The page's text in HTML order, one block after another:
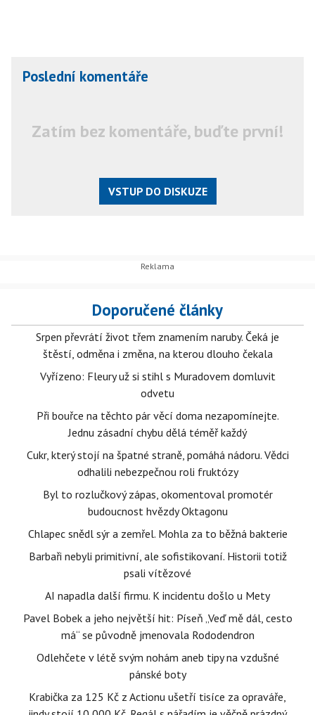
Poslední komentáře
Zatím bez komentáře, buďte první!
VSTUP DO DISKUZE
Doporučené články
Srpen převrátí život třem znamením naruby. Čeká je
štěstí, odměna i změna, na kterou dlouho čekala
Vyřízeno: Fleury už si stihl s Muradovem domluvit
odvetu
Při bouřce na těchto pár věcí doma nezapomínejte.
Jednu zásadní chybu dělá téměř každý
Cukr, který stojí na špatné straně, pomáhá nádoru. Vědci
odhalili nebezpečnou roli fruktózy
Byl to rozlučkový zápas, okomentoval promotér
budoucnost hvězdy Oktagonu
Chlapec snědl sýr a zemřel. Mohla za to běžná bakterie
Barbaři nebyli primitivní, ale sofistikovaní. Historii totiž
psali vítězové
AI napadla další firmu. K incidentu došlo u Mety
Pavel Bobek a jeho největší hit: Píseň „Veď mě dál, cesto
má“ se původně jmenovala Rododendron
Odlehčete v létě svým nohám aneb tipy na vzdušné
pánské boty
Krabička za 125 Kč z Actionu ušetří tisíce za opraváře,